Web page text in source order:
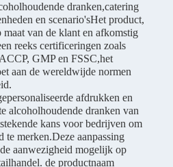
dranken,catering
en scenario'sHet product,
van de klant en afkomstig
reeks certificeringen zoals
GMP en FSSC,het
aan de wereldwijde normen
afdrukken en
alcoholhoudende dranken van
kans voor bedrijven om
te merken.Deze aanpassing
aanwezigheid mogelijk op
de productnaam